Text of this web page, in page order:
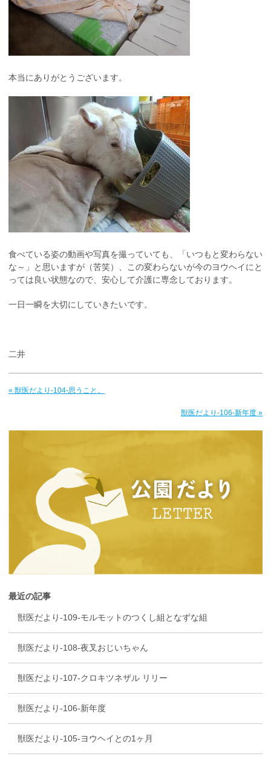
本当にありがとうございます。
食べている姿の動画や写真を撮っていても、「いつもと変わらない
な～」と思いますが（苦笑）、この変わらないが今のヨウヘイにと
っては良い状態なので、安心して介護に専念しております。
一日一瞬を大切にしていきたいです。
二井
« 獣医だより-104-思うこと。
獣医だより-106-新年度 »
最近の記事
獣医だより-109-モルモットのつくし組となずな組
獣医だより-108-夜叉おじいちゃん
獣医だより-107-クロキツネザル リリー
獣医だより-106-新年度
獣医だより-105-ヨウヘイとの1ヶ月